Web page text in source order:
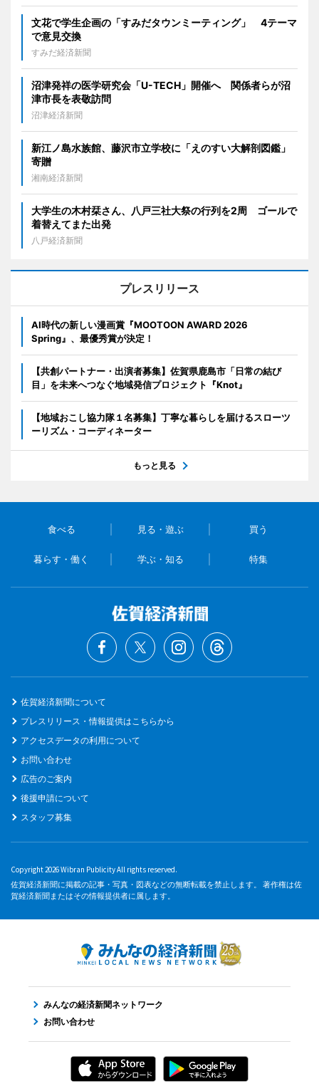
文花で学生企画の「すみだタウンミーティング」 4テーマ
で意見交換
すみだ経済新聞
沼津発祥の医学研究会「U-TECH」開催へ 関係者らが沼
津市長を表敬訪問
沼津経済新聞
新江ノ島水族館、藤沢市立学校に「えのすい大解剖図鑑」
寄贈
湘南経済新聞
大学生の木村栞さん、八戸三社大祭の行列を2周 ゴールで
着替えてまた出発
八戸経済新聞
プレスリリース
AI時代の新しい漫画賞『MOOTOON AWARD 2026
Spring』、最優秀賞が決定！
【共創パートナー・出演者募集】佐賀県鹿島市「日常の結び
目」を未来へつなぐ地域発信プロジェクト『Knot』
【地域おこし協力隊１名募集】丁寧な暮らしを届けるスローツ
ーリズム・コーディネーター
もっと見る
食べる 見る・遊ぶ 買う
暮らす・働く 学ぶ・知る 特集
佐賀経済新聞について
プレスリリース・情報提供はこちらから
アクセスデータの利用について
お問い合わせ
広告のご案内
後援申請について
スタッフ募集
Copyright 2026 Wibran Publicity All rights reserved.
佐賀経済新聞に掲載の記事・写真・図表などの無断転載を禁止します。 著作権は佐
賀経済新聞またはその情報提供者に属します。
みんなの経済新聞ネットワーク
お問い合わせ